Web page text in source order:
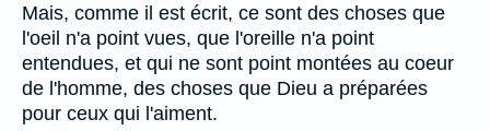
Mais, comme il est écrit, ce sont des choses que
l'oeil n'a point vues, que l'oreille n'a point
entendues, et qui ne sont point montées au coeur
de l'homme, des choses que Dieu a préparées
pour ceux qui l'aiment.